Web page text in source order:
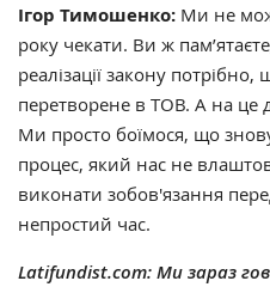
Ігор Тимошенко: Ми не
року чекати. Ви ж
реалізації закону
перетворене в ТОВ. А на це
Ми просто боїмося, що
процес, який нас не
виконати зобов'язання
непростий час.
Latifundist.com: Ми зараз